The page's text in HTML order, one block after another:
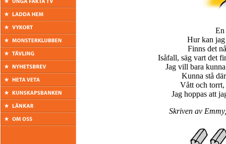
En
Hur kan jag
Finns det
Isåfall, säg vart det
Jag vill bara
Kunna stå
Vått och torrt,
Jag hoppas att
Skriven av